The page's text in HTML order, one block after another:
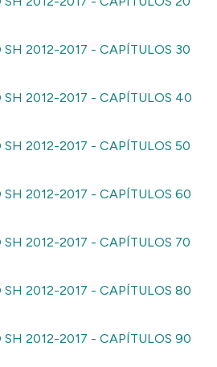
SH 2012-2017 - CAPÍTULOS 30
SH 2012-2017 - CAPÍTULOS 40
SH 2012-2017 - CAPÍTULOS 50
SH 2012-2017 - CAPÍTULOS 60
SH 2012-2017 - CAPÍTULOS 70
SH 2012-2017 - CAPÍTULOS 80
SH 2012-2017 - CAPÍTULOS 90